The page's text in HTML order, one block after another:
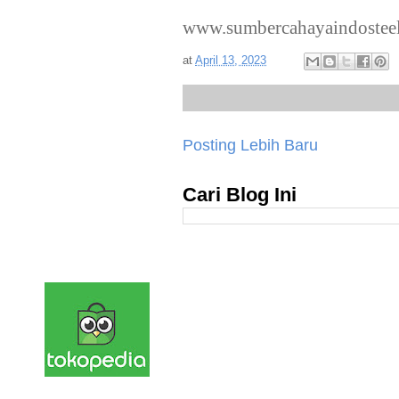
at April 13, 2023
Posting Lebih Baru
Cari Blog Ini